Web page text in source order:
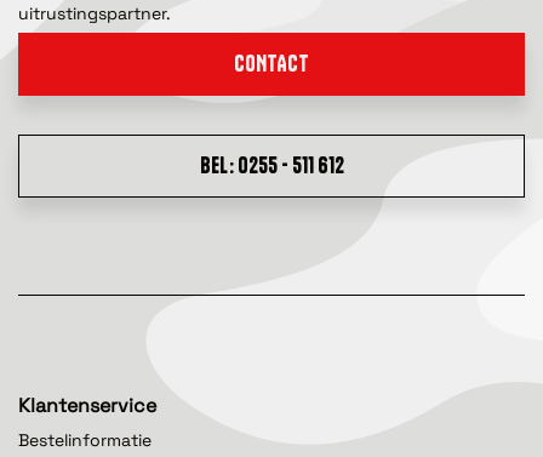
uitrustingspartner.
CONTACT
BEL: 0255 - 511 612
Klantenservice
Bestelinformatie